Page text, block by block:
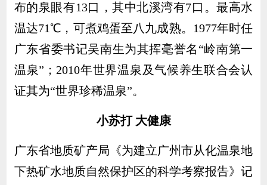
布的泉眼有13口，其中北溪湾有7口。最高水
温达71℃，可煮鸡蛋至八九成熟。1977年时任
广东省委书记吴南生为其挥毫誉名“岭南第一
温泉”；2010年世界温泉及气候养生联合会认
证其为“世界珍稀温泉”。
小苏打 大健康
广东省地质矿产局《为建立广州市从化温泉地
下热矿水地质自然保护区的科学考察报告》记